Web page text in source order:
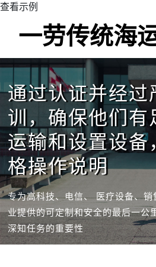
查看示例
一劳传统海
帮助您把货安全
目的地。
我们负责起运地拼装、仓储和现场
备和材料的技术安装，包括安全运
品等。无论您是要安装复杂的店内
限定时间内在数百家门店上线新的
提供服务。我们的白手套司机昼夜
的需求。将快速高效地完成一切工
门、组装产品到随后的清理工作。
通过认证并经过
训，确保他们有
运输和设置设备
格操作说明
专为高科技、电信、 医疗设备、
业提供的可定制和安全的最后一公
深知任务的重要性
精通印度当地的
法规，帮助您节
钱，确保您的国
安全到达最终目
我们与国际大型海运公司保持牢固
能力为拼装（LCL）和完整（FCL
路线选择和多种海运方式。还提供
供应链。